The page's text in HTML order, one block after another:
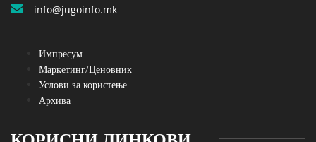
info@jugoinfo.mk
Импресум
Маркетинг/Ценовник
Услови за користење
Архива